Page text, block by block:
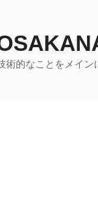
術的なことをメイン